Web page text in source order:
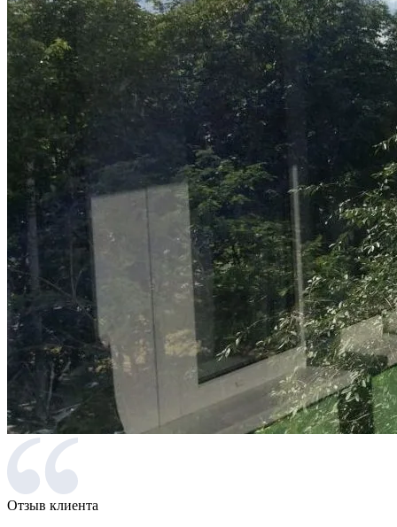
Отзыв клиента